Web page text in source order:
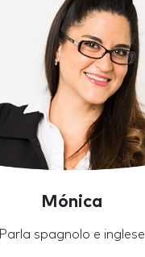
Mónica
Parla spagnolo e inglese